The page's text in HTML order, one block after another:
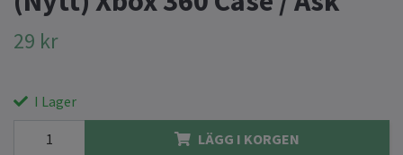
29 kr
I Lager
LÄGG I KORGEN